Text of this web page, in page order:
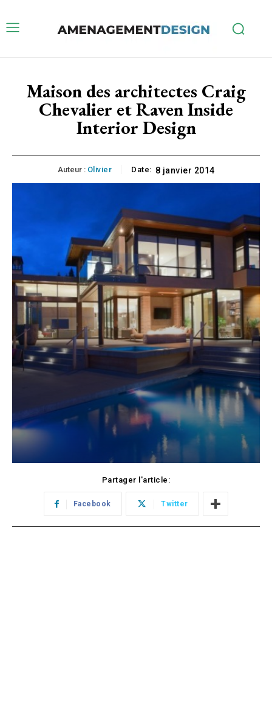
Maison des architectes Craig
Chevalier et Raven Inside
Interior Design
Auteur : Olivier Date: 8 janvier 2014
Partager l'article:
Facebook Twitter